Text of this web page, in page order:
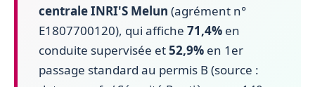
centrale INRI'S Melun (agrément n°
E1807700120), qui affiche 71,4% en
conduite supervisée et52,9% en 1er
passage standard au permis B (source :